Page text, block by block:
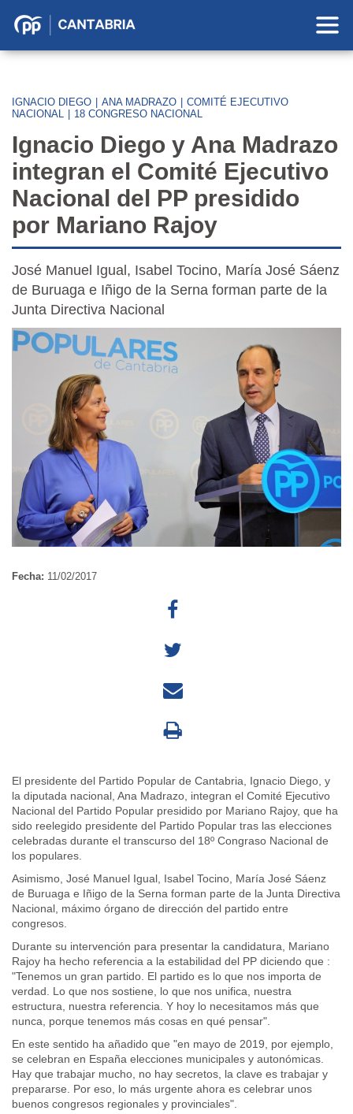
Partido
Cantabria
IGNACIO DIEGO ANA MADRAZO
COMITÉ EJECUTIVO
NACIONAL
18 CONGRESO NACIONAL
Ignacio Diego y Ana Madrazo
integran el Comité Ejecutivo
Nacional del PP presidido
por Mariano Rajoy
José Manuel Igual, Isabel Tocino, María José Sáenz
de Buruaga e Iñigo de la Serna forman parte de la
Junta Directiva Nacional
Fecha: 11/02/2017
El presidente del Partido Popular de Cantabria, Ignacio Diego, y
la diputada nacional, Ana Madrazo, integran el Comité Ejecutivo
Nacional del Partido Popular presidido por Mariano Rajoy, que ha
sido reelegido presidente del Partido Popular tras las elecciones
celebradas durante el transcurso del 18º Congraso Nacional de
los populares.
Asimismo, José Manuel Igual, Isabel Tocino, María José Sáenz
de Buruaga e Iñigo de la Serna forman parte de la Junta Directiva
Nacional, máximo órgano de dirección del partido entre
congresos.
Durante su intervención para presentar la candidatura, Mariano
Rajoy ha hecho referencia a la estabilidad del PP diciendo que :
"Tenemos un gran partido. El partido es lo que nos importa de
verdad. Lo que nos sostiene, lo que nos unifica, nuestra
estructura, nuestra referencia. Y hoy lo necesitamos más que
nunca, porque tenemos más cosas en qué pensar".
En este sentido ha añadido que "en mayo de 2019, por ejemplo,
se celebran en España elecciones municipales y autonómicas.
Hay que trabajar mucho, no hay secretos, la clave es trabajar y
prepararse. Por eso, lo más urgente ahora es celebrar unos
buenos congresos regionales y provinciales".